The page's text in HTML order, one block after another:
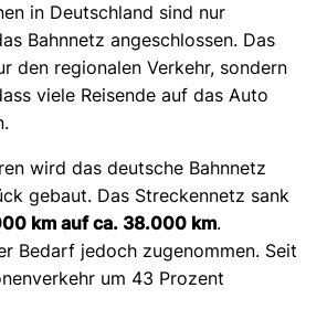
in Deutschland sind nur
Bahnnetz angeschlossen. Das
den regionalen Verkehr, sondern
viele Reisende auf das Auto
wird das deutsche Bahnnetz
gebaut. Das Streckennetz sank
km auf ca. 38.000 km.
Bedarf jedoch zugenommen. Seit
um 43 Prozent